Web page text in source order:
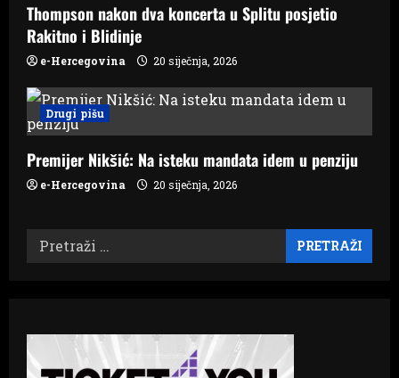
Thompson nakon dva koncerta u Splitu posjetio
Rakitno i Blidinje
e-Hercegovina 20 siječnja, 2026
Drugi pišu
Premijer Nikšić: Na isteku mandata idem u penziju
e-Hercegovina 20 siječnja, 2026
Pretraži: